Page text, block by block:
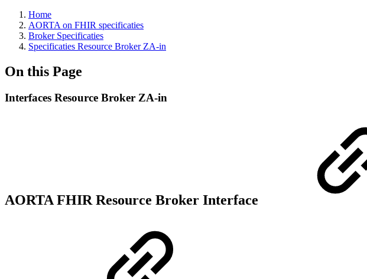
Home
AORTA on FHIR specificaties
Broker Specificaties
Specificaties Resource Broker ZA-in
On this Page
Interfaces Resource Broker ZA-in
AORTA FHIR Resource Broker Interface